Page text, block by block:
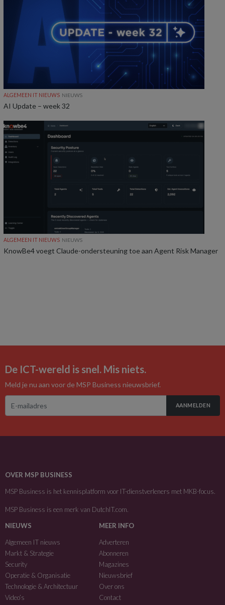
ALGEMEEN IT NIEUWS NIEUWS
AI Update – week 32
ALGEMEEN IT NIEUWS NIEUWS
KnowBe4 voegt Claude-ondersteuning toe aan Agent Risk Manager
De ICT-wereld is snel. Mis niets.
Meld je nu aan voor de MSP Business nieuwsbrief.
AANMELDEN
OVER MSP BUSINESS
MSP Business is het kennisplatform voor IT-dienstverleners met MKB-focus.
MSP Business is een merk van DutchIT.com
NIEUWS
Algemeen IT nieuws
Markt & Strategie
Security
Operatie & Organisatie
Technologie & Architectuur
Video’s
MEER INFO
Adverteren
Abonneren
Magazines
Nieuwsbrief
Over ons
Contact